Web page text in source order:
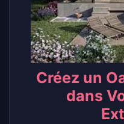
Créez un
dans